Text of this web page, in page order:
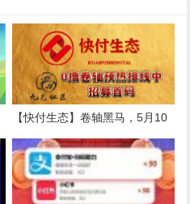
【快付生态】卷轴黑马，5月10
日上线，四星大区内排预热中